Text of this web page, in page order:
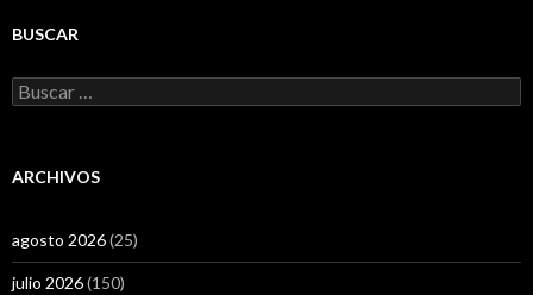
BUSCAR
Buscar:
ARCHIVOS
agosto 2026(25)
julio 2026(150)